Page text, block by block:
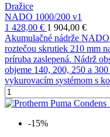
Dražice
NADO 1000/200 v1
1 428,00 € 1 904,00 €
Akumulačné nádrže
roztečou skrutiek 210 mm
príruba zaslepená. Nádrž
objeme 140, 200, 250 a
vykurovacím systémom s
-15%